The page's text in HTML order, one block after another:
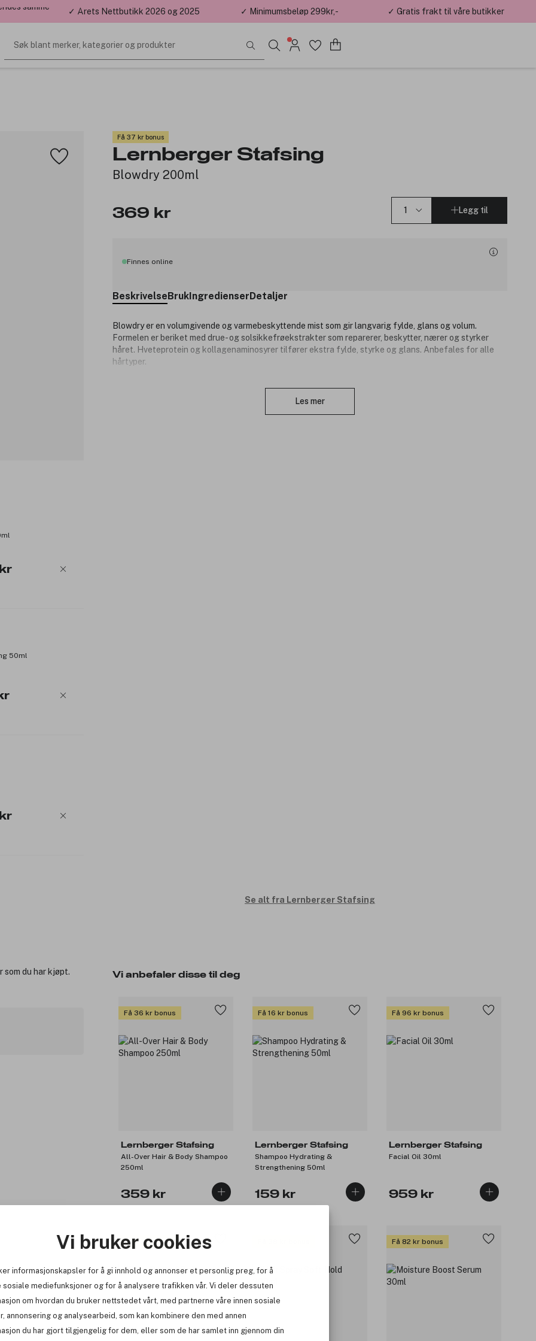
Vi bruker cookies
informasjonskapsler for å gi innhold og annonser et personlig preg, for å
sosiale mediefunksjoner og for å analysere trafikken vår. Vi deler dessuten
om hvordan du bruker nettstedet vårt, med partnerne våre innen sosiale
annonsering og analysearbeid, som kan kombinere den med annen
du har gjort tilgjengelig for dem, eller som de har samlet inn gjennom din
samme ✓ Årets Nettbutikk 2026 og 2025 ✓ Minimumsbeløp 299kr,- ✓ Gratis frakt til våre butikker
Søk blant merker, kategorier og produkter
Få 37 kr bonus
Lernberger Stafsing
Blowdry 200ml
369 kr Legg til
Finnes online
BeskrivelseBrukIngredienserDetaljer
Blowdry er en volumgivende og varmebeskyttende mist som gir langvarig fylde, glans og volum.
Formelen er beriket med drue- og solsikkefrøekstrakter som reparerer, beskytter, nærer og styrker
håret. Hveteprotein og kollagenaminosyrer tilfører ekstra fylde, styrke og glans. Anbefales for alle
hårtyper.
Les mer
50ml
Se alt fra Lernberger Stafsing
Vi anbefaler disse til deg
Få 36 kr bonus
Lernberger Stafsing
All-Over Hair & Body Shampoo
250ml
359 kr
Få 16 kr bonus
Lernberger Stafsing
Shampoo Hydrating &
Strengthening 50ml
159 kr
Få 96 kr bonus
Lernberger Stafsing
Facial Oil 30ml
959 kr
Få 43 kr bonus Få 82 kr bonus
du har kjøpt.